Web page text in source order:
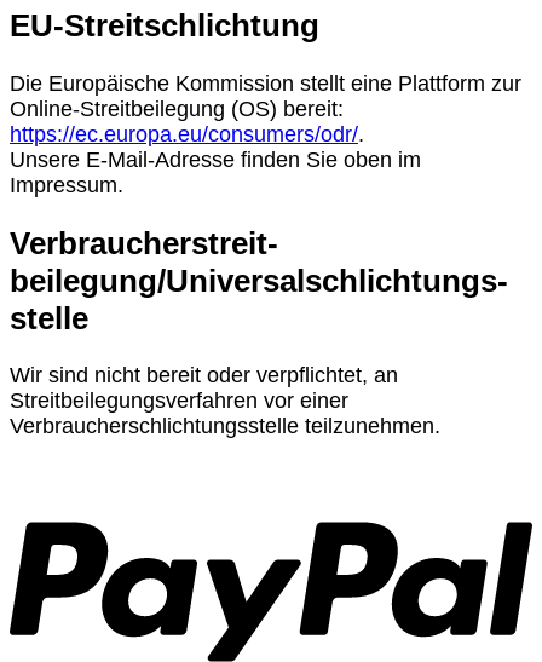
EU-Streitschlichtung
Die Europäische Kommission stellt eine Plattform zur
Online-Streitbeilegung (OS) bereit:
https://ec.europa.eu/consumers/odr/.
Unsere E-Mail-Adresse finden Sie oben im
Impressum.
Verbraucher­streit­
beilegung/Universal­schlichtungs­
stelle
Wir sind nicht bereit oder verpflichtet, an
Streitbeilegungsverfahren vor einer
Verbraucherschlichtungsstelle teilzunehmen.